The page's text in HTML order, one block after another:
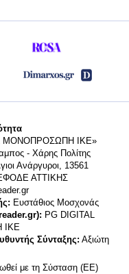
MONΟΠΡΟΣΩΠΗ ΙΚΕ»
- Χάρης Πολίτης
Ανάργυροι, 13561
ΑΤΤΙΚΗΣ
Ευστάθιος Μοσχονάς
PG DIGITAL
ΙΚΕ
Σύνταξης: Αξιώτη
με τη Σύσταση (ΕΕ)